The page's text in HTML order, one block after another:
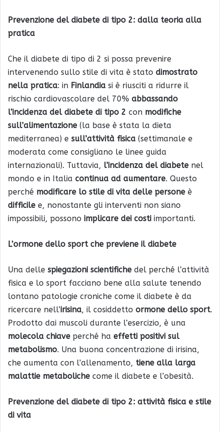
Prevenzione del diabete di tipo 2: dalla teoria alla
pratica
Che il diabete di tipo di 2 si possa prevenire
intervenendo sullo stile di vita è stato dimostrato
nella pratica: in Finlandia si è riusciti a ridurre il
rischio cardiovascolare del 70% abbassando
l’incidenza del diabete di tipo 2 con modifiche
sull’alimentazione (la base è stata la dieta
mediterranea) e sull’attività fisica (settimanale e
moderata come consigliano le linee guida
internazionali). Tuttavia, l’incidenza del diabete nel
mondo e in Italia continua ad aumentare. Questo
perché modificare lo stile di vita delle persone è
difficile e, nonostante gli interventi non siano
impossibili, possono implicare dei costi importanti.
L’ormone dello sport che previene il diabete
Una delle spiegazioni scientifiche del perché l’attività
fisica e lo sport facciano bene alla salute tenendo
lontano patologie croniche come il diabete è da
ricercare nell’irisina, il cosiddetto ormone dello sport.
Prodotto dai muscoli durante l’esercizio, è una
molecola chiave perché ha effetti positivi sul
metabolismo. Una buona concentrazione di irisina,
che aumenta con l’allenamento, tiene alla larga
malattie metaboliche come il diabete e l’obesità.
Prevenzione del diabete di tipo 2: attività fisica e stile
di vita